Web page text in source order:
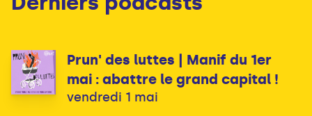
Prun' des luttes | Manif du 1er
mai : abattre le grand capital !
vendredi 1 mai